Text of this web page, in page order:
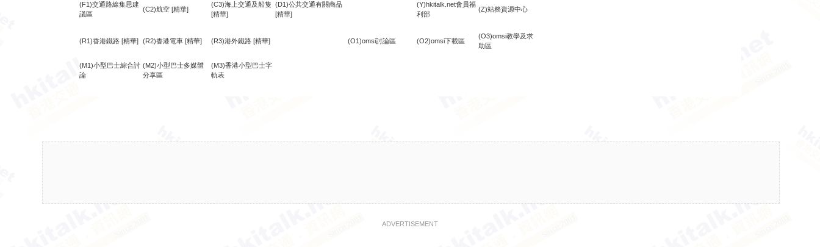
(F1)交通路線集思建
議區
(C2)航空 [精華]
(C3)海上交通及船隻
[精華]
(D1)公共交通有關商品
[精華]
(Y)hkitalk.net會員福
利部
(Z)站務資源中心
(R1)香港鐵路 [精華] (R2)香港電車 [精華] (R3)港外鐵路 [精華] (O1)omsi討論區 (O2)omsi下載區
(O3)omsi教學及求
助區
(M1)小型巴士綜合討
論
(M2)小型巴士多媒體
分享區
(M3)香港小型巴士字
軌表
ADVERTISEMENT